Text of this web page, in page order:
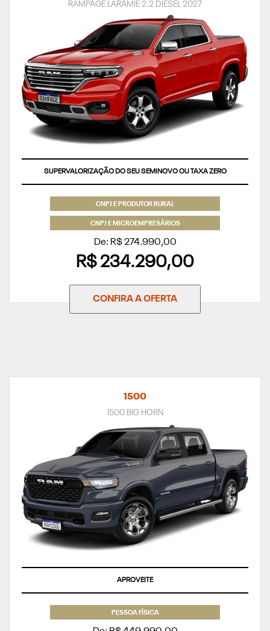
RAMPAGE LARAMIE 2.2 DIESEL 2027
SUPERVALORIZAÇÃO DO SEU SEMINOVO OU TAXA ZERO
CNPJ E PRODUTOR RURAL
CNPJ E MICROEMPRESÁRIOS
De: R$ 274.990,00
R$ 234.290,00
CONFIRA A OFERTA
1500
1500 BIG HORN
APROVEITE
PESSOA FÍSICA